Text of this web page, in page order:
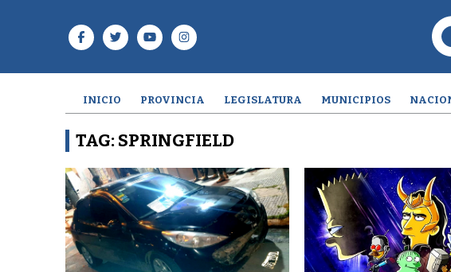
INICIO PROVINCIA LEGISLATURA MUNICIPIOS
TAG: SPRINGFIELD